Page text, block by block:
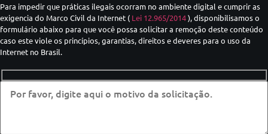
Para impedir que práticas ilegais ocorram no ambiente digital e cumprir as
exigencia do Marco Civil da Internet ( Lei 12.965/2014), disponibilisamos o
formulário abaixo para que você possa solicitar a remoção deste conteúdo
caso este viole os princípios, garantias, direitos e deveres para o uso da
Internet no Brasil.